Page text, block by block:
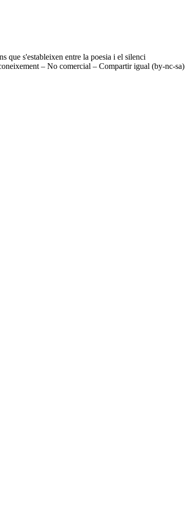
que s'estableixen entre la poesia i el silenci
– No comercial – Compartir igual (by-nc-sa)